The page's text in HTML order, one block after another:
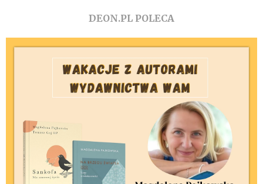
DEON.PL POLECA